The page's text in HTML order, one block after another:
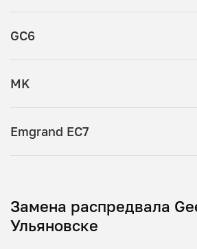
GC6
MK
Emgrand EC7
Замена распредвала
Ульяновске